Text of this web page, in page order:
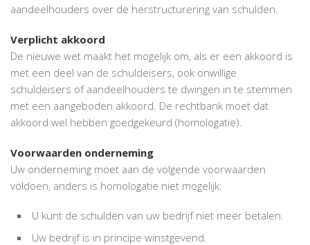
aandeelhouders over de herstructurering van schulden.
Verplicht akkoord
De nieuwe wet maakt het mogelijk om, als er een akkoord is
met een deel van de schuldeisers, ook onwillige
schuldeisers of aandeelhouders te dwingen in te stemmen
met een aangeboden akkoord. De rechtbank moet dat
akkoord wel hebben goedgekeurd (homologatie).
Voorwaarden onderneming
Uw onderneming moet aan de volgende voorwaarden
voldoen, anders is homologatie niet mogelijk:
U kunt de schulden van uw bedrijf niet meer betalen.
Uw bedrijf is in principe winstgevend.